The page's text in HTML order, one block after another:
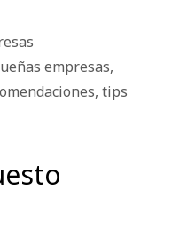
empresas,
, tips